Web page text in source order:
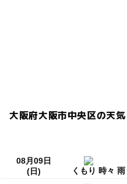
大阪府大阪市中央区の天気
08月09日
(日)
くもり 時々 雨